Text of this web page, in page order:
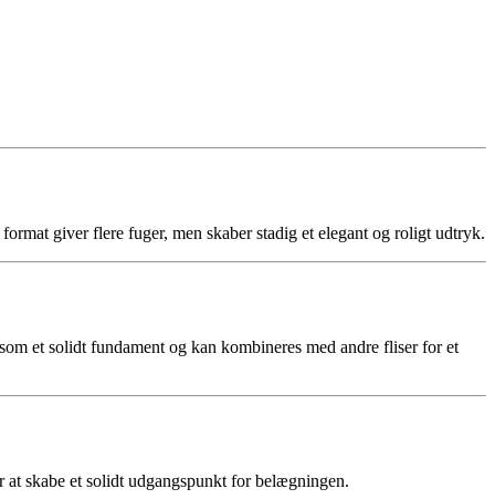
giver flere fuger, men skaber stadig et elegant og roligt udtryk.
et solidt fundament og kan kombineres med andre fliser for et
at skabe et solidt udgangspunkt for belægningen.